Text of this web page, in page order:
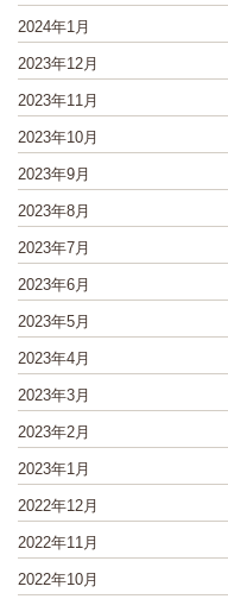
2024年1月
2023年12月
2023年11月
2023年10月
2023年9月
2023年8月
2023年7月
2023年6月
2023年5月
2023年4月
2023年3月
2023年2月
2023年1月
2022年12月
2022年11月
2022年10月